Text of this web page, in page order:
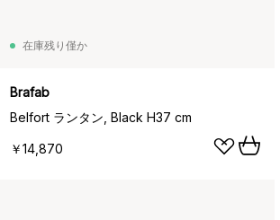
在庫残り僅か
Brafab
Belfort ランタン, Black H37 cm
￥14,870